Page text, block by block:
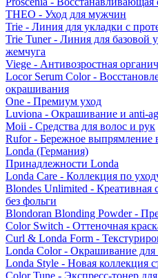
THEO - Уход для мужчин
Trie - Линия для укладки с
Trie Tuner - Линия для базовой
жемчуга
Viege - Антивозростная
Locor Serum Color -
окрашивания
One - Премиум уход
Luviona - Окрашивание и anti-
Moii - Средства для волос и рук
Rufor - Бережное выпрямление
Londa (Германия)
Принадлежности Londa
Londa Care - Коллекция по
Blondes Unlimited - Креативная
без фольги
Blondoran Blonding Powder -
Color Switch - Оттеночная
Curl & Londa Form -
Londa Color - Окрашивание для
Londa Style - Новая коллекция
Color Tune - Экспресс-тонер